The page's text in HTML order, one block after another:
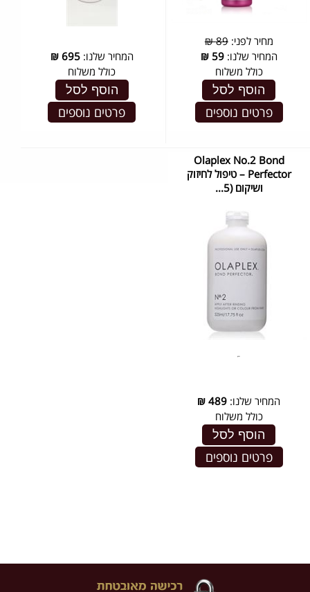
מחיר לפני:89 ₪
המחיר שלנו:59
₪
כולל משלוח
הוסף לסל
פרטים נוספים
המחיר שלנו:695
₪
כולל משלוח
הוסף לסל
פרטים נוספים
Olaplex No.2 Bond
Perfector – טיפול לחיזוק
ושיקום (5...
המחיר שלנו: 489
₪
כולל משלוח
הוסף לסל
פרטים נוספים